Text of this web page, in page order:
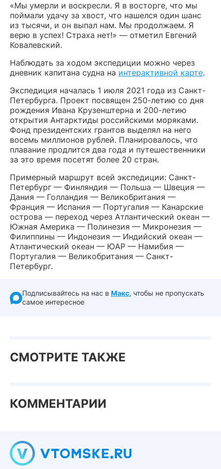
«Мы умерли и воскресли. Я в восторге, что мы
поймали удачу за хвост, что нашелся один шанс
из тысячи, и он выпал нам. Мы продолжаем. Я
верю в успех! Страха нет!» — отметил Евгений
Ковалевский.
Наблюдать за ходом экспедиции можно через
дневник капитана судна на интерактивной карте.
Экспедиция началась 1 июля 2021 года из Санкт-
Петербурга. Проект посвящен 250-летию со дня
рождения Ивана Крузенштерна и 200-летию
открытия Антарктиды российскими моряками.
Фонд президентских грантов выделял на него
восемь миллионов рублей. Планировалось, что
плавание продлится два года и путешественники
за это время посетят более 20 стран.
Примерный маршрут всей экспедиции: Санкт-
Петербург — Финляндия — Польша — Швеция —
Дания — Голландия — Великобритания —
Франция — Испания — Португалия — Канарские
острова — переход через Атлантический океан —
Южная Америка — Полинезия — Микронезия —
Филиппины — Индонезия — Индийский океан —
Атлантический океан — ЮАР — Намибия —
Португалия — Великобритания — Санкт-
Петербург.
Подписывайтесь на нас в Макс, чтобы не пропускать
самое интересное
СМОТРИТЕ ТАКЖЕ
КОММЕНТАРИИ